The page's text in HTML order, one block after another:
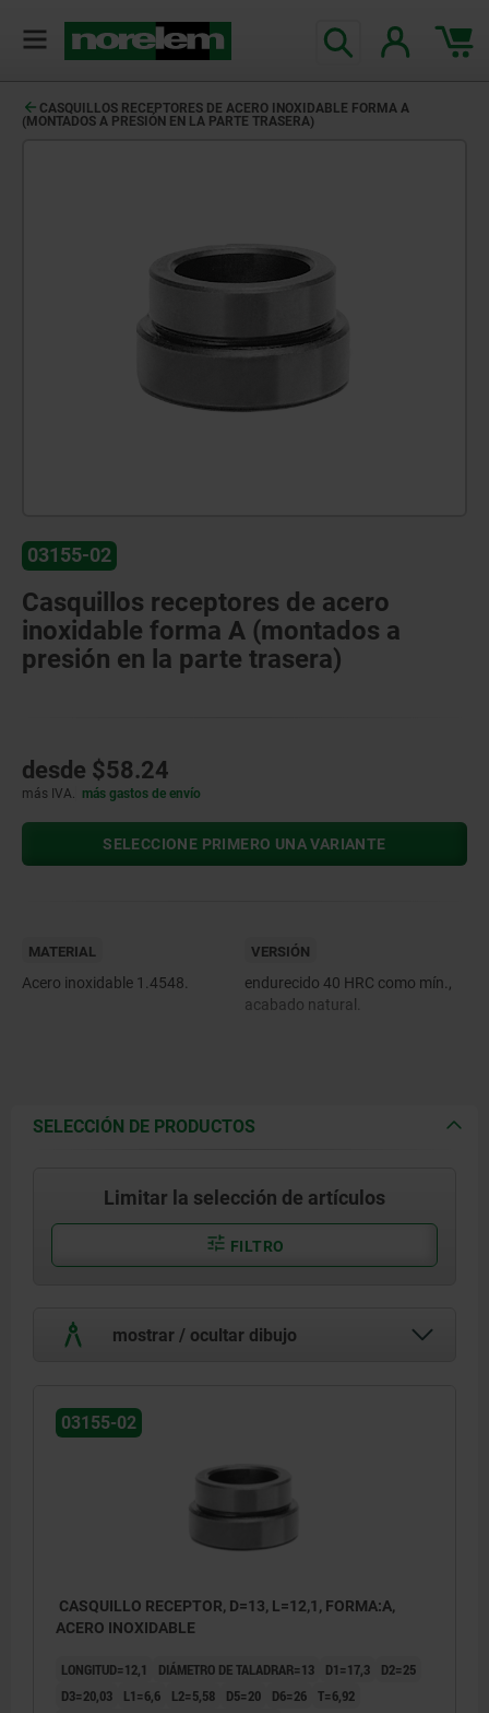
CASQUILLOS RECEPTORES DE ACERO INOXIDABLE FORMA A
(MONTADOS A PRESIÓN EN LA PARTE TRASERA)
03155-02
Casquillos receptores de acero
inoxidable forma A (montados a
presión en la parte trasera)
desde $58.24
más IVA. más gastos de envío
SELECCIONE PRIMERO UNA VARIANTE
MATERIAL
Acero inoxidable 1.4548.
VERSIÓN
endurecido 40 HRC como mín.,
acabado natural.
SELECCIÓN DE PRODUCTOS
Limitar la selección de artículos
FILTRO
mostrar / ocultar dibujo
03155-02
CASQUILLO RECEPTOR, D=13, L=12,1, FORMA:A,
ACERO INOXIDABLE
LONGITUD=12,1 DIÁMETRO DE TALADRAR=13 D1=17,3
D2=25
D3=20,03
L1=6,6 L2=5,58 D5=20 D6=26 T=6,92